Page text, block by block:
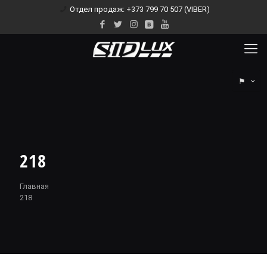
Отдел продаж: +373 799 70 507 (VIBER)
⚑
218
Главная
218